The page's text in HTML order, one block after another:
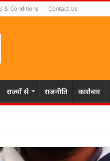
& Conditions Contact Us
राज्यों से राजनीति कारोबार